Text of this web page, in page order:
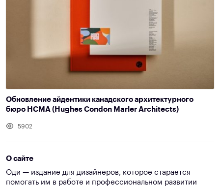
Обновление айдентики канадского архитектурного
бюро HCMA (Hughes Condon Marler Architects)
5902
О сайте
Оди — издание для дизайнеров, которое старается
помогать им в работе и профессиональном развитии